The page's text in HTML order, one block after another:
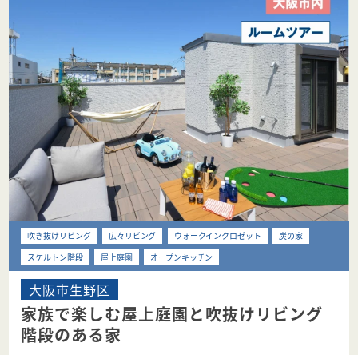
吹き抜けリビング 広々リビング ウォークインクロゼット
炭の家
スケルトン階段
屋上庭園 オープンキッチン
大阪市生野区
家族で楽しむ屋上庭園と吹抜けリビング
階段のある家